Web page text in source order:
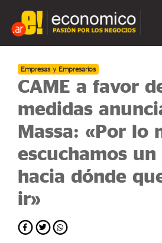
Empresas y Empresarios
CAME a favor
medidas
Massa: «Por lo
escuchamos
hacia dónde
ir»